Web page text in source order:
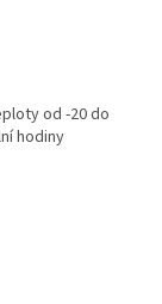
od -20 do
hodiny